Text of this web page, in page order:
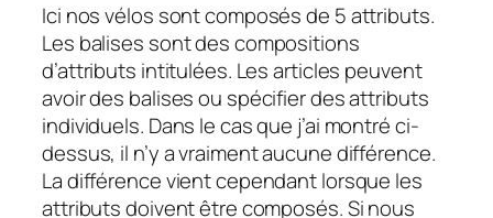
Ici nos vélos sont composés de 5 attributs.
Les balises sont des compositions
d’attributs intitulées. Les articles peuvent
avoir des balises ou spécifier des attributs
individuels. Dans le cas que j’ai montré ci-
dessus, il n’y a vraiment aucune différence.
La différence vient cependant lorsque les
attributs doivent être composés. Si nous